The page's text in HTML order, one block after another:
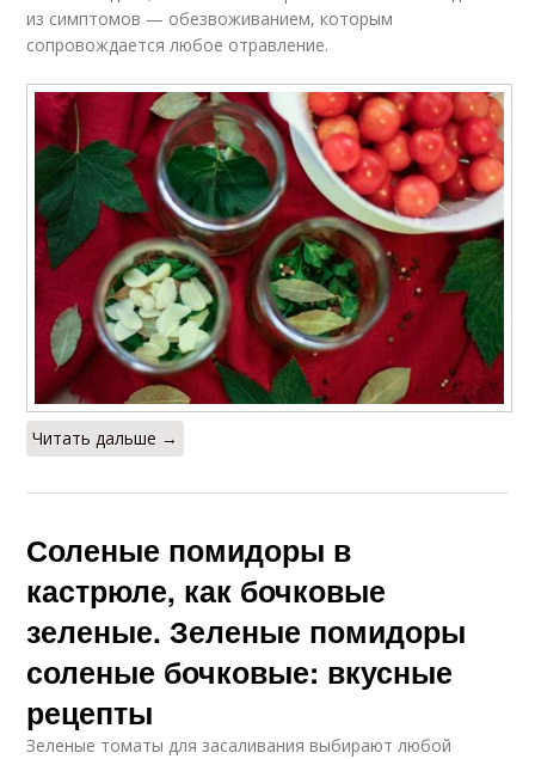
из симптомов — обезвоживанием, которым
сопровождается любое отравление.
Читать дальше →
Соленые помидоры в
кастрюле, как бочковые
зеленые. Зеленые помидоры
соленые бочковые: вкусные
рецепты
Зеленые томаты для засаливания выбирают любой